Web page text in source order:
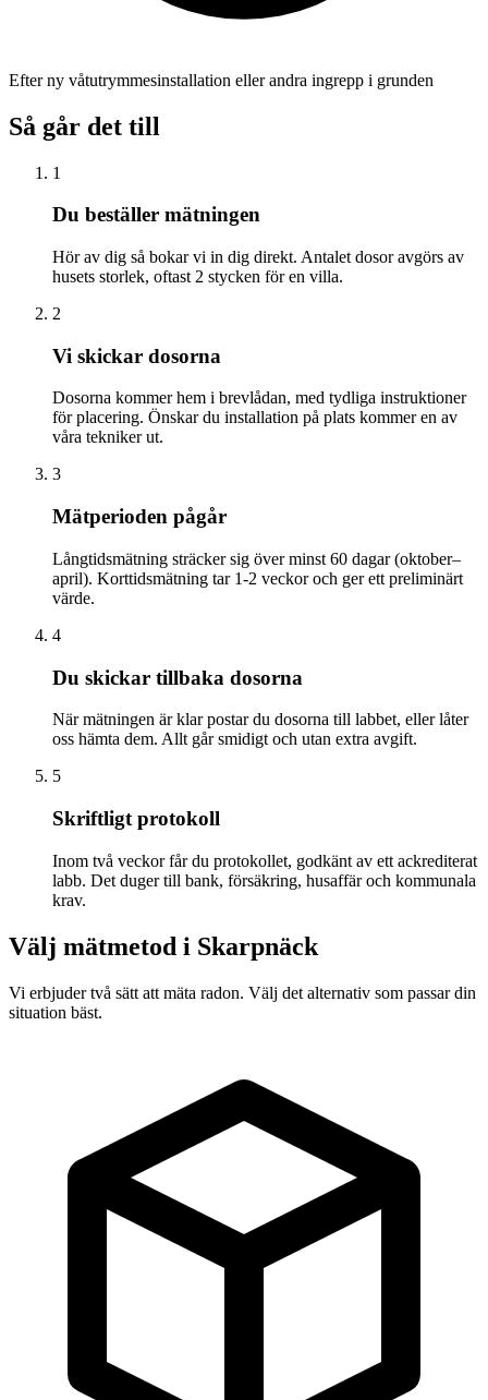
Efter ny våtutrymmesinstallation eller andra ingrepp i grunden
Så går det till
1
Du beställer mätningen
Hör av dig så bokar vi in dig direkt. Antalet dosor avgörs av
husets storlek, oftast 2 stycken för en villa.
2
Vi skickar dosorna
Dosorna kommer hem i brevlådan, med tydliga instruktioner
för placering. Önskar du installation på plats kommer en av
våra tekniker ut.
3
Mätperioden pågår
Långtidsmätning sträcker sig över minst 60 dagar (oktober–
april). Korttidsmätning tar 1-2 veckor och ger ett preliminärt
värde.
4
Du skickar tillbaka dosorna
När mätningen är klar postar du dosorna till labbet, eller låter
oss hämta dem. Allt går smidigt och utan extra avgift.
5
Skriftligt protokoll
Inom två veckor får du protokollet, godkänt av ett ackrediterat
labb. Det duger till bank, försäkring, husaffär och kommunala
krav.
Välj mätmetod i Skarpnäck
Vi erbjuder två sätt att mäta radon. Välj det alternativ som passar din
situation bäst.